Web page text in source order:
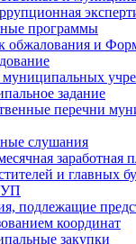
программы
обжалования и
задание
перечни
слушания
заработная
и главных
подлежащие
координат
закупки